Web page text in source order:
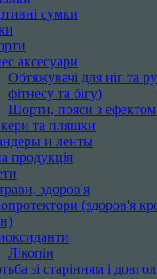
сумки
аксесуари
Обтяжувачі для ніг та
фітнесу та бігу)
Шорти, пояси з ефектом
та пляшки
и ленты
продукція
здоров'я
(здоров'я
Лікопін
зі старінням і